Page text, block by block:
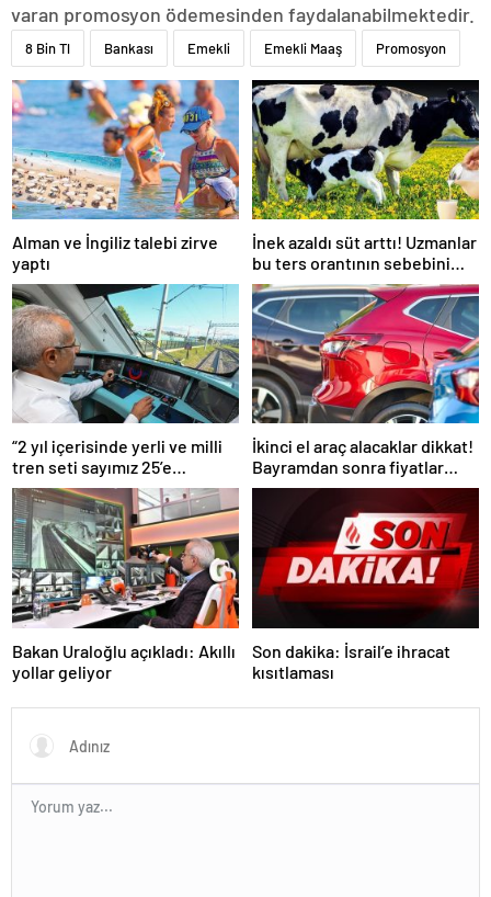
varan promosyon ödemesinden faydalanabilmektedir.
8 Bin Tl Bankası Emekli Emekli Maaş Promosyon
Alman ve İngiliz talebi zirve
yaptı
İnek azaldı süt arttı! Uzmanlar
bu ters orantının sebebini
açıkladı
“2 yıl içerisinde yerli ve milli
tren seti sayımız 25’e
ulaşacak”
İkinci el araç alacaklar dikkat!
Bayramdan sonra fiyatlar
artacak mı? İşte cevabı…
Bakan Uraloğlu açıkladı: Akıllı
yollar geliyor
Son dakika: İsrail’e ihracat
kısıtlaması